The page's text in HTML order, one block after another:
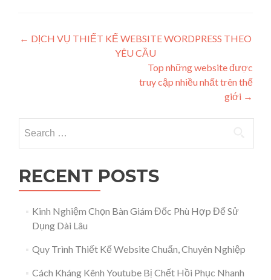
Post navigation
← DỊCH VỤ THIẾT KẾ WEBSITE WORDPRESS THEO
YÊU CẦU
Top những website được
truy cập nhiều nhất trên thế
giới →
RECENT POSTS
Kinh Nghiệm Chọn Bàn Giám Đốc Phù Hợp Để Sử
Dụng Dài Lâu
Quy Trình Thiết Kế Website Chuẩn, Chuyên Nghiệp
Cách Kháng Kênh Youtube Bị Chết Hồi Phục Nhanh